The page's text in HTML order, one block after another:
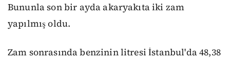
Bununla son bir ayda akaryakıta iki zam
yapılmış oldu.
Zam sonrasında benzinin litresi İstanbul'da 48,38